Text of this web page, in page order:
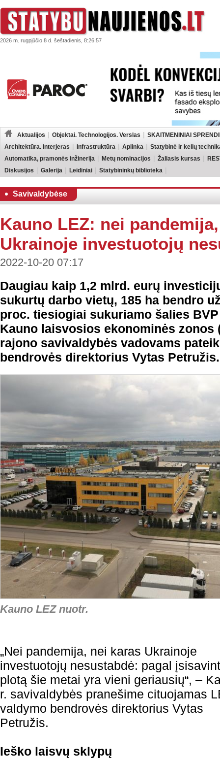
2026 m. rugpjūčio 8 d. šeštadienis, 8:26:57
Aktualijos Objektai. Technologijos. Verslas
SKAITMENINIAI
Architektūra. Interjeras
Infrastruktūra Aplinka
Statybinė ir kelių
Automatika, pramonės inžinerija
Metų nominacijos Žaliasis kursas
Diskusijos
Galerija Leidiniai Statybininkų biblioteka
Savivaldybėse
Kauno LEZ: nei
Ukrainoje investuotojų
2022-10-20 07:17
Daugiau kaip 1,2 mlrd. eurų
sukurtų darbo vietų, 185 ha bendro
proc. tiesiogiai sukuriamo šalies
Kauno laisvosios ekonominės zonos
rajono savivaldybės vadovams
bendrovės direktorius Vytas Petružis.
Kauno LEZ nuotr.
„Nei pandemija, nei karas Ukrainoje
investuotojų nesustabdė: pagal
plotą šie metai yra vieni geriausių“, –
r. savivaldybės pranešime cituojamas
valdymo bendrovės direktorius Vytas
Petružis.
Ieško laisvų sklypų